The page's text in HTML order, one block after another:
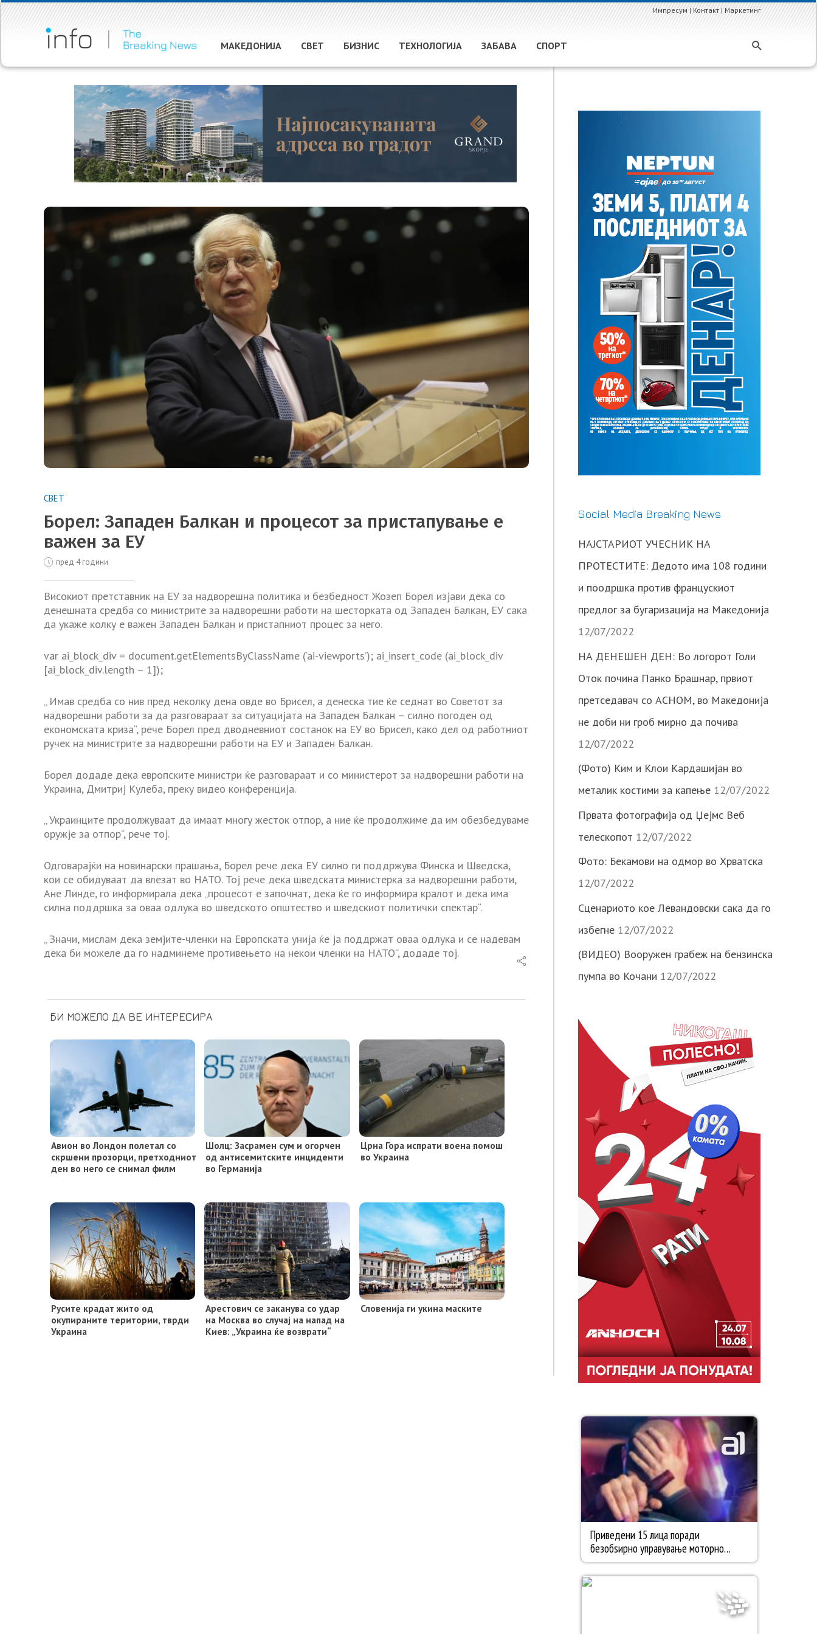
Импресум|Контакт|Маркетинг
МАКЕДОНИЈА СВЕТ БИЗНИС ТЕХНОЛОГИЈА ЗАБАВА СПОРТ
СВЕТ
Борел: Западен Балкан и процесот за пристапување е
важен за ЕУ
пред 4 години
Високиот претставник на ЕУ за надворешна политика и безбедност Жозеп Борел изјави дека со
денешната средба со министрите за надворешни работи на шесторката од Западен Балкан, ЕУ сака
да укаже колку е важен Западен Балкан и пристапниот процес за него.
var ai_block_div = document.getElementsByClassName (‘ai-viewports’); ai_insert_code (ai_block_div
[ai_block_div.length – 1]);
„ Имав средба со нив пред неколку дена овде во Брисел, а денеска тие ќе седнат во Советот за
надворешни работи за да разговараат за ситуацијата на Западен Балкан – силно погоден од
економската криза“, рече Борел пред дводневниот состанок на ЕУ во Брисел, како дел од работниот
ручек на министрите за надворешни работи на ЕУ и Западен Балкан.
Борел додаде дека европските министри ќе разговараат и со министерот за надворешни работи на
Украина, Дмитриј Кулеба, преку видео конференција.
„ Украинците продолжуваат да имаат многу жесток отпор, а ние ќе продолжиме да им обезбедуваме
оружје за отпор“, рече тој.
Одговарајќи на новинарски прашања, Борел рече дека ЕУ силно ги поддржува Финска и Шведска,
кои се обидуваат да влезат во НАТО. Тој рече дека шведската министерка за надворешни работи,
Ане Линде, го информирала дека „процесот е започнат, дека ќе го информира кралот и дека има
силна поддршка за оваа одлука во шведското општество и шведскиот политички спектар“.
„ Значи, мислам дека земјите-членки на Европската унија ќе ја поддржат оваа одлука и се надевам
дека би можеле да го надминеме противењето на некои членки на НАТО“, додаде тој.
БИ МОЖЕЛО ДА ВЕ ИНТЕРЕСИРА
Авион во Лондон полетал со
скршени прозорци, претходниот
ден во него се снимал филм
Шолц: Засрамен сум и огорчен
од антисемитските инциденти
во Германија
Црна Гора испрати воена помош
во Украина
Русите крадат жито од
окупираните територии, тврди
Украина
Арестович се заканува со удар
на Москва во случај на напад на
Киев: „Украина ќе возврати“
Словенија ги укина маските
Social Media Breaking News
НАЈСТАРИОТ УЧЕСНИК НА
ПРОТЕСТИТЕ: Дедото има 108 години
и поодршка против францускиот
предлог за бугаризација на Македонија
12/07/2022
НА ДЕНЕШЕН ДЕН: Во логорот Голи
Оток почина Панко Брашнар, првиот
претседавач со АСНОМ, во Македонија
не доби ни гроб мирно да почива
12/07/2022
(Фото) Ким и Клои Кардашијан во
металик костими за капење 12/07/2022
Првата фотографија од Џејмс Веб
телескопот 12/07/2022
Фото: Бекамови на одмор во Хрватска
12/07/2022
Сценариото кое Левандовски сака да го
избегне 12/07/2022
(ВИДЕО) Вооружен грабеж на бензинска
пумпа во Кочани 12/07/2022